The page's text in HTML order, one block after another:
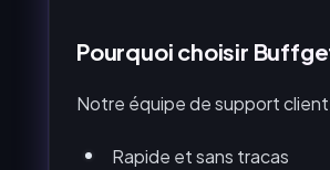
Pourquoi choisir
Notre équipe de support
Rapide et sans tracas